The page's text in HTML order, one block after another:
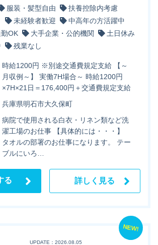
服装・髪型自由
扶養控除内考慮
未経験者歓迎
中高年の方活躍中
OK
大手企業・公的機関
土日休み
残業なし
時給1200円 ※別途交通費規定支給 【～
月収例～】 実働7H場合～ 時給1200円
×7H×21日＝176,400円＋交通費規定支給
兵庫県明石市大久保町
病院で使用される白衣・リネン類など洗
濯工場のお仕事 【具体的には・・・】
タオルの部署のお仕事になります。 テー
ブルにいろ…
る 詳しく見る
NEW!
UPDATE：2026.08.05